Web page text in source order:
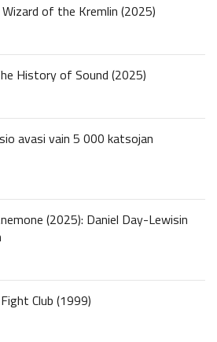
of the Kremlin (2025)
History of Sound (2025)
avasi vain 5 000 katsojan
(2025): Daniel Day-Lewisin
Club (1999)